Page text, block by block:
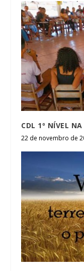
CDL 1º NÍVEL
22 de novembro de